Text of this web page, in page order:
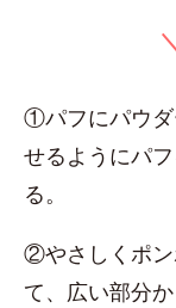
①パフにパウダ
せるようにパ
る。
②やさしくポン
て、広い部分か